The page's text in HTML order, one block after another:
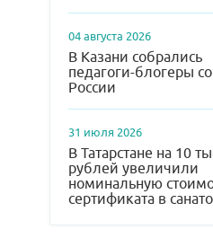
04 августа 2026
В Казани собрались
педагоги-блогеры
России
31 июля 2026
В Татарстане на 10
рублей увеличили
номинальную
сертификата в